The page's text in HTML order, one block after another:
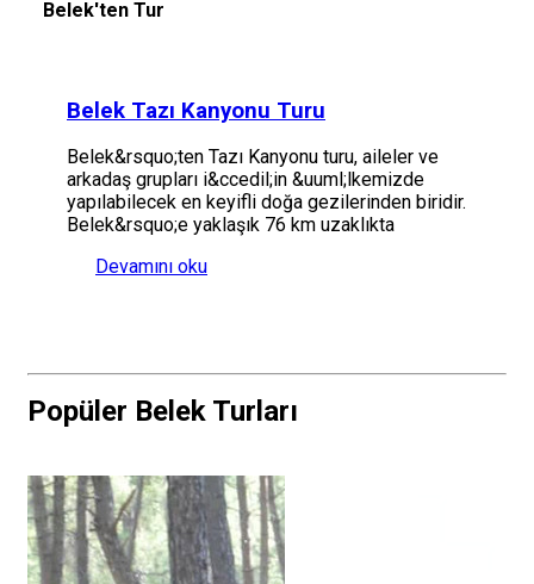
Belek'ten Tur
Belek Tazı Kanyonu Turu
Belek&rsquo;ten Tazı Kanyonu turu, aileler ve
arkadaş grupları i&ccedil;in &uuml;lkemizde
yapılabilecek en keyifli doğa gezilerinden biridir.
Belek&rsquo;e yaklaşık 76 km uzaklıkta
Devamını oku
Popüler Belek Turları